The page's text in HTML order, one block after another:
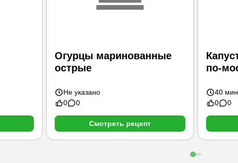
Огурцы маринованные
острые
Не указано
0
0
Смотреть рецепт
по-
40
0
0